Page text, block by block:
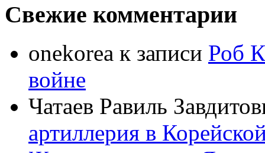
Свежие комментарии
onekorea к записи Роб
войне
Чатаев Равиль
артиллерия в